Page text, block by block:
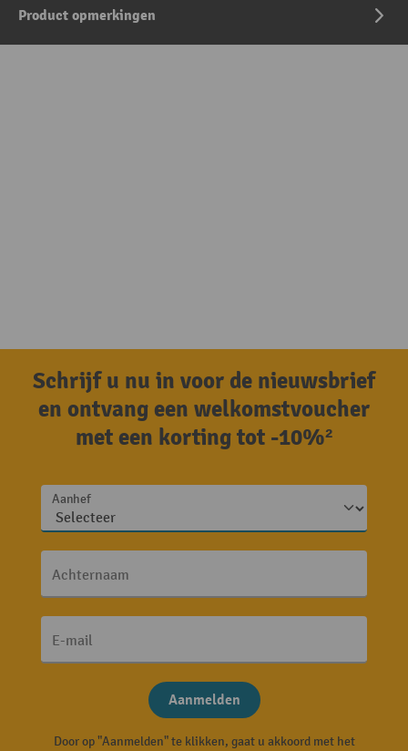
Product opmerkingen
Schrijf u nu in voor de nieuwsbrief
en ontvang een welkomstvoucher
met een korting tot -10%²
Aanhef
Achternaam
E-mail
Aanmelden
Door op "Aanmelden" te klikken, gaat u akkoord met het